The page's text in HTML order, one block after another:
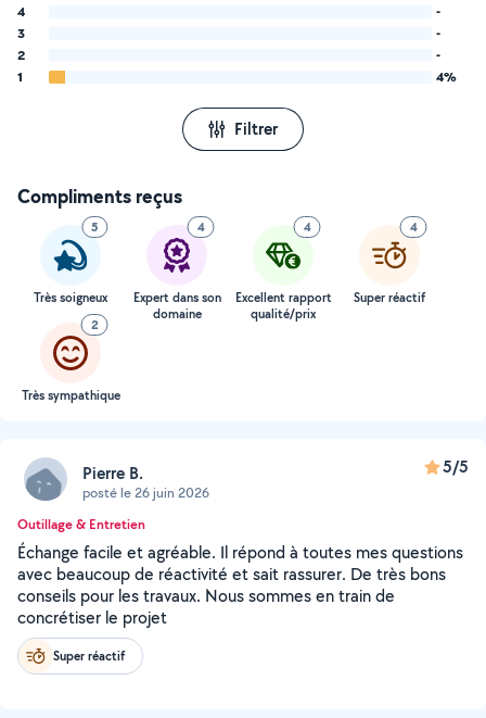
4
-
3
-
2
-
1
4%
Filtrer
Compliments reçus
5
Très soigneux
4
Expert dans son
domaine
4
Excellent rapport
qualité/prix
4
Super réactif
2
Très sympathique
Pierre B.
posté le 26 juin 2026
5/5
Outillage & Entretien
Échange facile et agréable. Il répond à toutes mes questions
avec beaucoup de réactivité et sait rassurer. De très bons
conseils pour les travaux. Nous sommes en train de
concrétiser le projet
Super réactif